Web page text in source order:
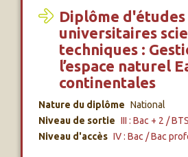
Diplôme d'études
universitaires
techniques :
l’espace naturel
continentales
Nature du diplôme National
Niveau de sortie III : Bac + 2 /
Niveau d'accès IV : Bac / Bac